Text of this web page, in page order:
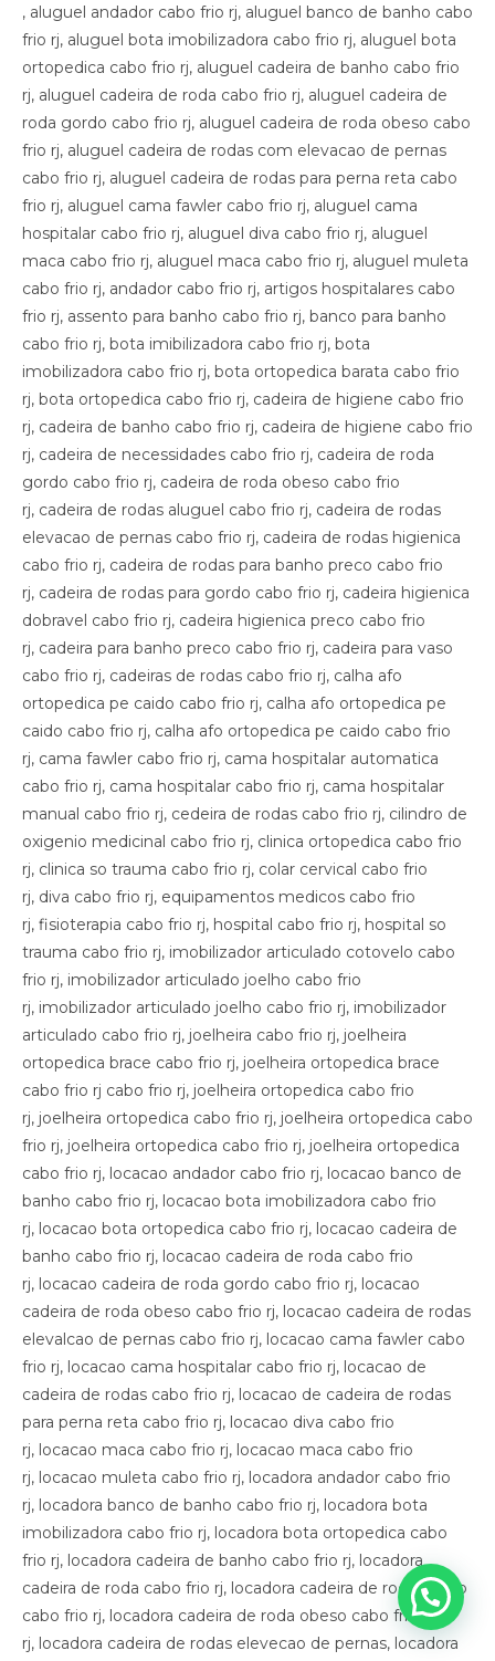
, aluguel andador cabo frio rj, aluguel banco de banho cabo
frio rj, aluguel bota imobilizadora cabo frio rj, aluguel bota
ortopedica cabo frio rj, aluguel cadeira de banho cabo frio
rj, aluguel cadeira de roda cabo frio rj, aluguel cadeira de
roda gordo cabo frio rj, aluguel cadeira de roda obeso cabo
frio rj, aluguel cadeira de rodas com elevacao de pernas
cabo frio rj, aluguel cadeira de rodas para perna reta cabo
frio rj, aluguel cama fawler cabo frio rj, aluguel cama
hospitalar cabo frio rj, aluguel diva cabo frio rj, aluguel
maca cabo frio rj, aluguel maca cabo frio rj, aluguel muleta
cabo frio rj, andador cabo frio rj, artigos hospitalares cabo
frio rj, assento para banho cabo frio rj, banco para banho
cabo frio rj, bota imibilizadora cabo frio rj, bota
imobilizadora cabo frio rj, bota ortopedica barata cabo frio
rj, bota ortopedica cabo frio rj, cadeira de higiene cabo frio
rj, cadeira de banho cabo frio rj, cadeira de higiene cabo frio
rj, cadeira de necessidades cabo frio rj, cadeira de roda
gordo cabo frio rj, cadeira de roda obeso cabo frio
rj, cadeira de rodas aluguel cabo frio rj, cadeira de rodas
elevacao de pernas cabo frio rj, cadeira de rodas higienica
cabo frio rj, cadeira de rodas para banho preco cabo frio
rj, cadeira de rodas para gordo cabo frio rj, cadeira higienica
dobravel cabo frio rj, cadeira higienica preco cabo frio
rj, cadeira para banho preco cabo frio rj, cadeira para vaso
cabo frio rj, cadeiras de rodas cabo frio rj, calha afo
ortopedica pe caido cabo frio rj, calha afo ortopedica pe
caido cabo frio rj, calha afo ortopedica pe caido cabo frio
rj, cama fawler cabo frio rj, cama hospitalar automatica
cabo frio rj, cama hospitalar cabo frio rj, cama hospitalar
manual cabo frio rj, cedeira de rodas cabo frio rj, cilindro de
oxigenio medicinal cabo frio rj, clinica ortopedica cabo frio
rj, clinica so trauma cabo frio rj, colar cervical cabo frio
rj, diva cabo frio rj, equipamentos medicos cabo frio
rj, fisioterapia cabo frio rj, hospital cabo frio rj, hospital so
trauma cabo frio rj, imobilizador articulado cotovelo cabo
frio rj, imobilizador articulado joelho cabo frio
rj, imobilizador articulado joelho cabo frio rj, imobilizador
articulado cabo frio rj, joelheira cabo frio rj, joelheira
ortopedica brace cabo frio rj, joelheira ortopedica brace
cabo frio rj cabo frio rj, joelheira ortopedica cabo frio
rj, joelheira ortopedica cabo frio rj, joelheira ortopedica cabo
frio rj, joelheira ortopedica cabo frio rj, joelheira ortopedica
cabo frio rj, locacao andador cabo frio rj, locacao banco de
banho cabo frio rj, locacao bota imobilizadora cabo frio
rj, locacao bota ortopedica cabo frio rj, locacao cadeira de
banho cabo frio rj, locacao cadeira de roda cabo frio
rj, locacao cadeira de roda gordo cabo frio rj, locacao
cadeira de roda obeso cabo frio rj, locacao cadeira de rodas
elevalcao de pernas cabo frio rj, locacao cama fawler cabo
frio rj, locacao cama hospitalar cabo frio rj, locacao de
cadeira de rodas cabo frio rj, locacao de cadeira de rodas
para perna reta cabo frio rj, locacao diva cabo frio
rj, locacao maca cabo frio rj, locacao maca cabo frio
rj, locacao muleta cabo frio rj, locadora andador cabo frio
rj, locadora banco de banho cabo frio rj, locadora bota
imobilizadora cabo frio rj, locadora bota ortopedica cabo
frio rj, locadora cadeira de banho cabo frio rj, locadora
cadeira de roda cabo frio rj, locadora cadeira de roda gordo
cabo frio rj, locadora cadeira de roda obeso cabo frio
rj, locadora cadeira de rodas elevecao de pernas, locadora